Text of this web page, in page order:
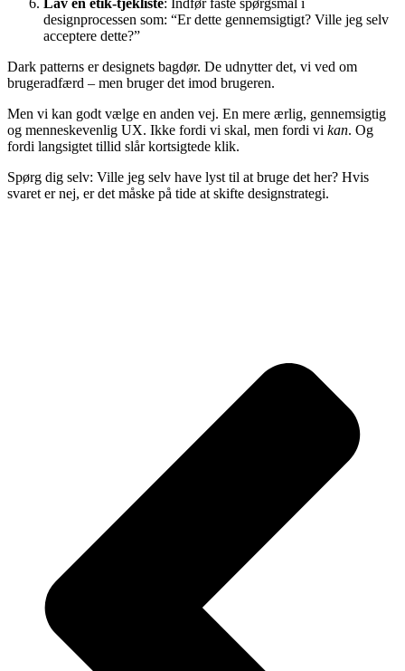
Lav en etik-tjekliste: Indfør faste spørgsmål i
designprocessen som: “Er dette gennemsigtigt? Ville jeg selv
acceptere dette?”
Dark patterns er designets bagdør. De udnytter det, vi ved om
brugeradfærd – men bruger det imod brugeren.
Men vi kan godt vælge en anden vej. En mere ærlig, gennemsigtig
og menneskevenlig UX. Ikke fordi vi skal, men fordi vi kan. Og
fordi langsigtet tillid slår kortsigtede klik.
Spørg dig selv: Ville jeg selv have lyst til at bruge det her? Hvis
svaret er nej, er det måske på tide at skifte designstrategi.